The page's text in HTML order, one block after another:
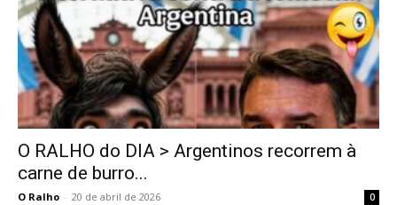
O RALHO do DIA > Argentinos recorrem à
carne de burro...
O Ralho - 20 de abril de 2026 0